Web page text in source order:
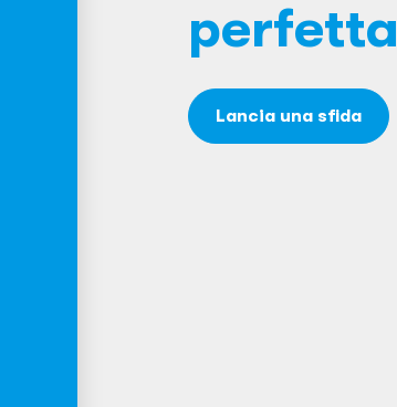
perfetta
Lancia una sfida